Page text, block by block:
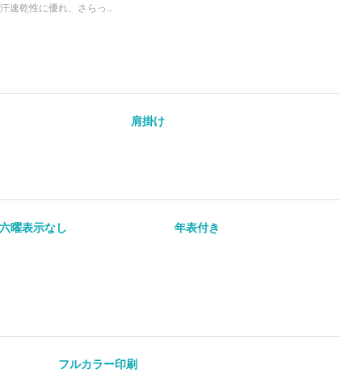
速乾性に優れ、さらっ
ています。ホワイト・ブ
肩掛け
六曜表示なし 年表付き
フルカラー印刷